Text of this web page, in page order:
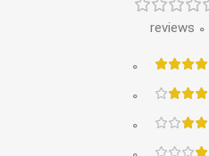
0 reviews
0
0
0